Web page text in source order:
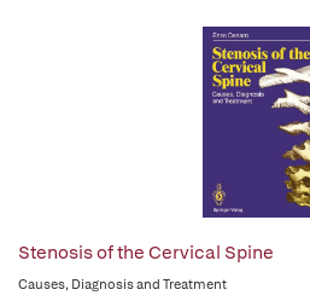
Stenosis of the Cervical Spine
Causes, Diagnosis and Treatment